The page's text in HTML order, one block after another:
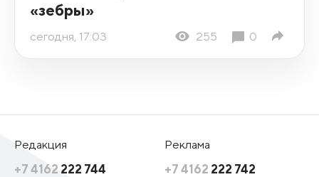
«зебры»
сегодня, 17:03 255 0
Редакция
+7 4162 222 744
Реклама
+7 4162 222 742